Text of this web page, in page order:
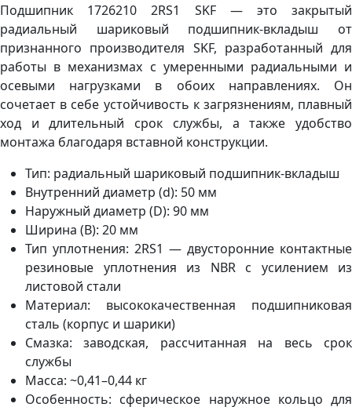
Подшипник 1726210 2RS1 SKF — это закрытый
радиальный шариковый подшипник‑вкладыш от
признанного производителя SKF, разработанный для
работы в механизмах с умеренными радиальными и
осевыми нагрузками в обоих направлениях. Он
сочетает в себе устойчивость к загрязнениям, плавный
ход и длительный срок службы, а также удобство
монтажа благодаря вставной конструкции.
Тип: радиальный шариковый подшипник‑вкладыш
Внутренний диаметр (d): 50 мм
Наружный диаметр (D): 90 мм
Ширина (B): 20 мм
Тип уплотнения: 2RS1 — двусторонние контактные
резиновые уплотнения из NBR с усилением из
листовой стали
Материал: высококачественная подшипниковая
сталь (корпус и шарики)
Смазка: заводская, рассчитанная на весь срок
службы
Масса: ~0,41–0,44 кг
Особенность: сферическое наружное кольцо для